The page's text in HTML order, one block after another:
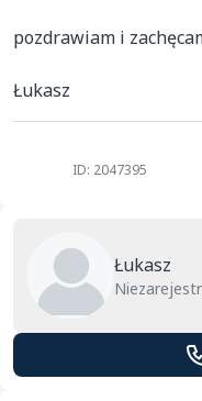
pozdrawiam i
Łukasz
ID: 2047395
Łukasz